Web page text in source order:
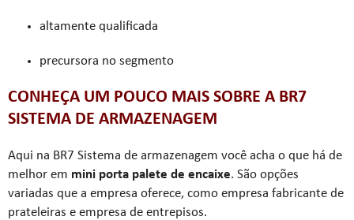
altamente qualificada
precursora no segmento
CONHEÇA UM POUCO MAIS SOBRE A BR7
SISTEMA DE ARMAZENAGEM
Aqui na BR7 Sistema de armazenagem você acha o que há de
melhor em mini porta palete de encaixe. São opções
variadas que a empresa oferece, como empresa fabricante de
prateleiras e empresa de entrepisos.